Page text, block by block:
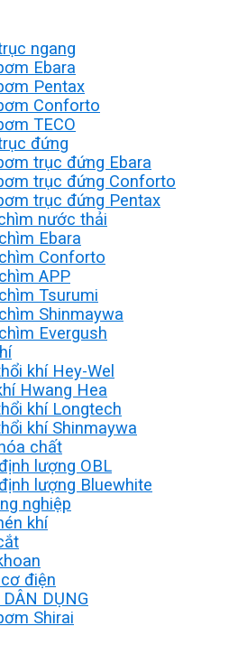
ngang
Ebara
Pentax
Conforto
TECO
đứng
trục đứng Ebara
trục đứng Conforto
trục đứng Pentax
nước thải
Ebara
Conforto
APP
Tsurumi
Shinmaywa
Evergush
khí Hey-Wel
Hwang Hea
khí Longtech
khí Shinmaywa
chất
lượng OBL
lượng Bluewhite
nghiệp
khí
điện
DỤNG
Shirai